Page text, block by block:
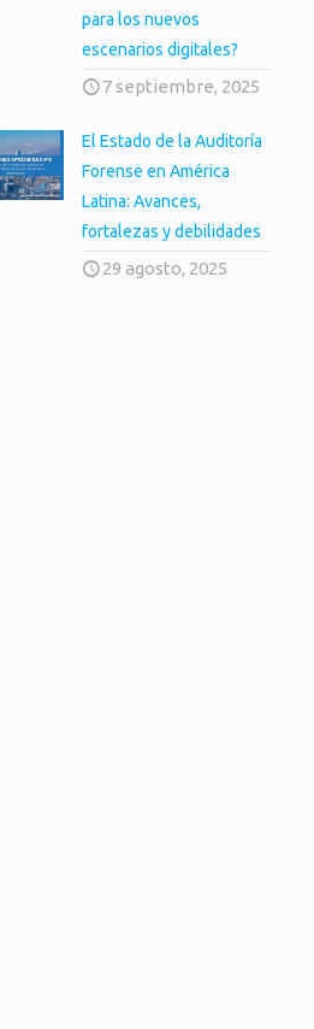
para los nuevos
escenarios digitales?
7 septiembre, 2025
El Estado de la Auditoría
Forense en América
Latina: Avances,
fortalezas y debilidades
29 agosto, 2025